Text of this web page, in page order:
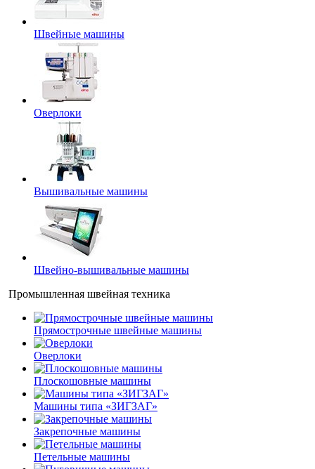
Швейные машины
Оверлоки
Вышивальные машины
Швейно-вышивальные машины
Промышленная швейная техника
Прямострочные швейные машины
Оверлоки
Плоскошовные машины
Машины типа «ЗИГЗАГ»
Закрепочные машины
Петельные машины